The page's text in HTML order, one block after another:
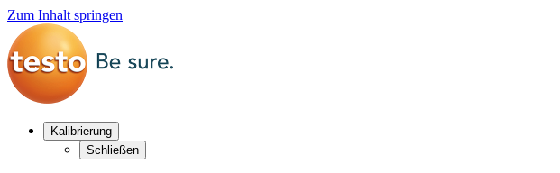
Zum Inhalt springen
Kalibrierung
Schließen